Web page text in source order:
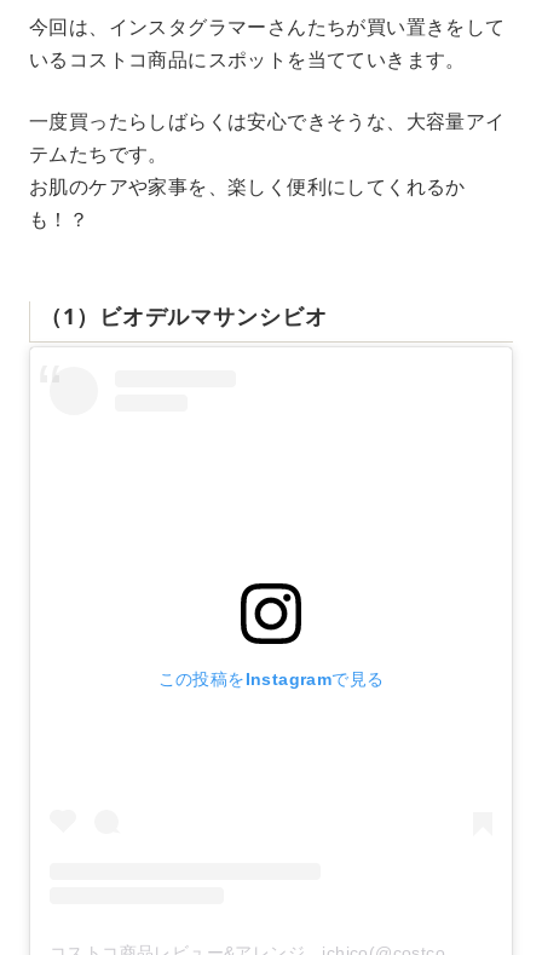
今回は、インスタグラマーさんたちが買い置きをして
いるコストコ商品にスポットを当てていきます。
一度買ったらしばらくは安心できそうな、大容量アイ
テムたちです。
お肌のケアや家事を、楽しく便利にしてくれるか
も！？
（1）ビオデルマサンシビオ
この投稿をInstagramで見る